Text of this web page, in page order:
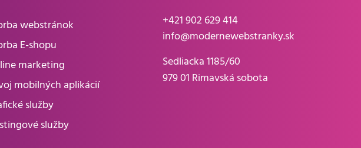
webstránok
E-shopu
marketing
mobilných aplikácií
služby
služby
+421 902 629 414
info@modernewebstranky.sk
Sedliacka 1185/60
979 01 Rimavská sobota